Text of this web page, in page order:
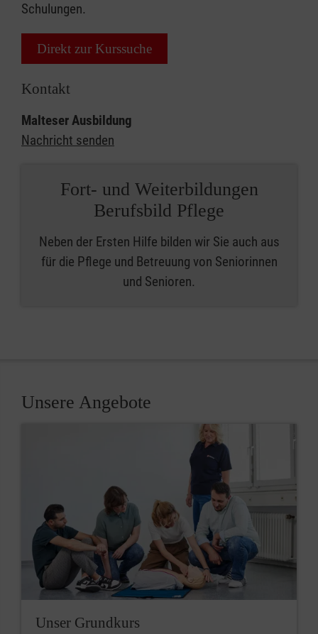
Schulungen.
Direkt zur Kurssuche
Kontakt
Malteser Ausbildung
Nachricht senden
Fort- und Weiterbildungen
Berufsbild Pflege
Neben der Ersten Hilfe bilden wir Sie auch aus
für die Pflege und Betreuung von Seniorinnen
und Senioren.
Unsere Angebote
Unser Grundkurs